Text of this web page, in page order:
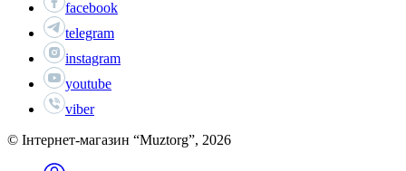
facebook
telegram
instagram
youtube
viber
© Інтернет-магазин “Muztorg”, 2026